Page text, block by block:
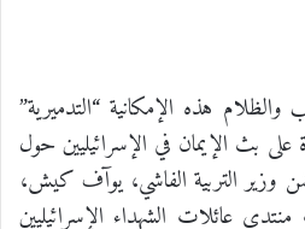
هذه الإمكانية “التدميرية”
على بث الإيمان في الإسرائيليين حول
وزير التربية الفاشي، يوآف كيش،
عائلات الشهداء الإسرائيليين